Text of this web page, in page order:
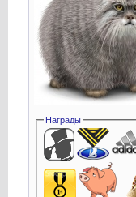
Награды